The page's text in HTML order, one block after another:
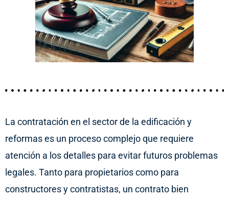
La contratación en el sector de la edificación y
reformas es un proceso complejo que requiere
atención a los detalles para evitar futuros problemas
legales. Tanto para propietarios como para
constructores y contratistas, un contrato bien